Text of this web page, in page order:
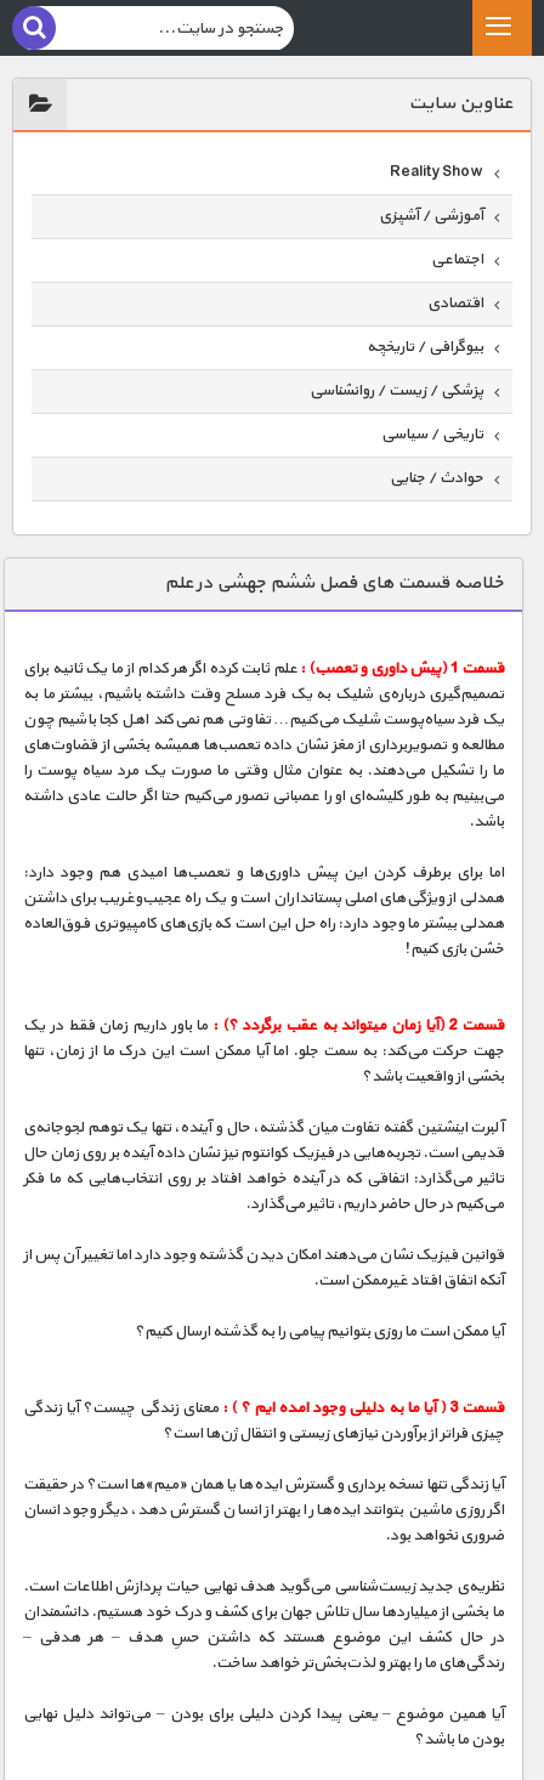
عناوين سايت
Reality Show
آموزشی / آشپزی
اجتماعی
اقتصادی
بیوگرافی / تاریخچه
پزشکی / زیست / روانشناسی
تاریخی / سیاسی
حوادث / جنایی
دنیای خوراکی ها
زمین شناسی / محیط زیست
سرگرمی
شناخت کودکان
طبیعت
علم و فناوری
فرهنگ / هنر
کیهان / نجوم
گردشگری
مسابقات / ورزشی
مستند های اختصاصی
خلاصه قسمت های فصل ششم جهشی در علم
قسمت 1 (پیش داوری و تعصب) :
علم ثابت کرده اگر هر کدام از ما یک ثانیه برای
تصمیم‌گیری درباره‌ی شلیک به یک فرد مسلح وقت داشته باشیم، بیشتر ما به
یک فرد سیاه‌پوست شلیک می‌کنیم… تفاوتی هم نمی‌کند اهل کجا باشیم چون
مطالعه و تصویربرداری از مغز نشان داده تعصب‌ها همیشه بخشی از قضاوت‌های
ما را تشکیل می‌دهند. به عنوان مثال وقتی ما صورت یک مرد سیاه پوست را
می‌بینیم به طور کلیشه‌ای او را عصبانی تصور می‌کنیم حتا اگر حالت عادی داشته
باشد.
اما برای برطرف کردن این پیش داوری‌ها و تعصب‌ها امیدی هم وجود دارد:
همدلی از ویژگی‌های اصلی پستانداران است و یک راه عجیب‌وغریب برای داشتن
همدلی بیشتر ما وجود دارد: راه حل این است که بازی‌های کامپیوتری فوق‌العاده
خشن بازی کنیم!
قسمت 2 (آیا زمان میتواند به عقب برگردد ؟) :
ما باور داریم زمان فقط در یک
جهت حرکت می‌کند: به سمت جلو. اما آیا ممکن است این درک ما از زمان، تنها
بخشی از واقعیت باشد؟
آلبرت اینشتین گفته تفاوت میان گذشته، حال و آینده، تنها یک توهم لجوجانه‌ی
قدیمی است. تجربه‌هایی در فیزیک کوانتوم نیز نشان داده آینده بر روی زمان حال
تاثیر می‌گذارد: اتفاقی که در آینده خواهد افتاد بر روی انتخاب‌هایی که ما فکر
می‌کنیم در حال حاضر داریم، تاثیر می‌گذارد.
قوانین فیزیک نشان می‌دهند امکان دیدن گذشته وجود دارد اما تغییر آن پس از
آنکه اتفاق افتاد غیرممکن است.
آیا ممکن است ما روزی بتوانیم پیامی را به گذشته ارسال کنیم؟
قسمت 3 ( آیا ما به دلیلی وجود امده ایم ؟ ) :
معنای زندگی چیست؟ آیا زندگی
چیزی فراتر از برآوردن نیازهای زیستی و انتقال ژن‌ها است؟
آیا زندگی تنها نسخه برداری و گسترش ایده‌ها یا همان «میم»ها است؟ در حقیقت
اگر روزی ماشین‌ بتوانند ایده‌ها را بهتر از انسان گسترش دهد، دیگر وجود انسان
ضروری نخواهد بود.
نظریه‌ی جدید زیست‌شناسی می‌گوید هدف نهایی حیات پردازش اطلاعات است.
ما بخشی از میلیاردها سال تلاش جهان برای کشف و درک خود هستیم. دانشمندان
در حال کشف این موضوع هستند که داشتن حسِ هدف – هر هدفی –
رندگی‌های ما را بهتر و لذت‌بخش‌تر خواهد ساخت.
آیا همین موضوع – یعنی پیدا کردن دلیلی برای بودن – می‌تواند دلیل نهایی
بودن ما باشد؟